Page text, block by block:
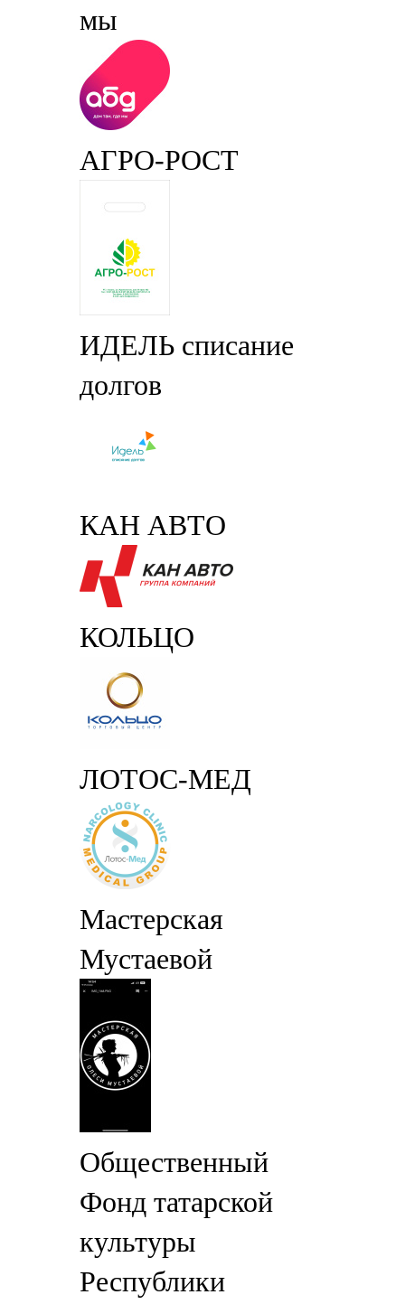
мы
АГРО-РОСТ
ИДЕЛЬ списание
долгов
КАН АВТО
КОЛЬЦО
ЛОТОС-МЕД
Мастерская
Мустаевой
Общественный
Фонд татарской
культуры
Республики